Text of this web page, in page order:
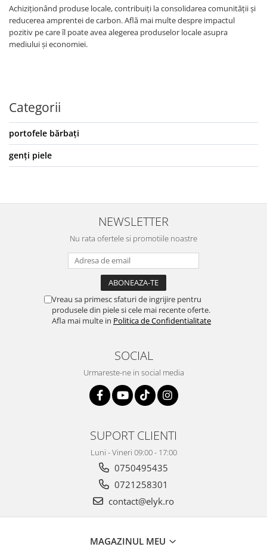
Achiziționând produse locale, contribuiți la consolidarea comunității și
reducerea amprentei de carbon. Află mai multe despre impactul
pozitiv pe care îl poate avea alegerea produselor locale asupra
mediului și economiei.
Categorii
portofele bărbați
genți piele
NEWSLETTER
Nu rata ofertele si promotiile noastre
Vreau sa primesc sfaturi de ingrijire pentru
produsele din piele si cele mai recente oferte.
Afla mai multe in Politica de Confidentialitate
SOCIAL
Urmareste-ne in social media
SUPORT CLIENTI
Luni - Vineri 09:00 - 17:00
0750495435
0721258301
contact@elyk.ro
MAGAZINUL MEU